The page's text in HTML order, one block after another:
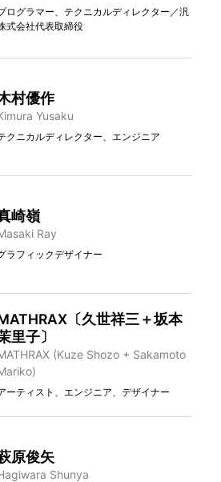
ログラマー、テクニカルディレクター／汎
式会社代表取締役
村優作
Yusaku
クニカルディレクター、エンジニア
崎嶺
Ray
ラフィックデザイナー
〔久世祥三＋坂本
里子〕
(Kuze Shozo + Sakamoto
ーティスト、エンジニア、デザイナー
原俊矢
Shunya